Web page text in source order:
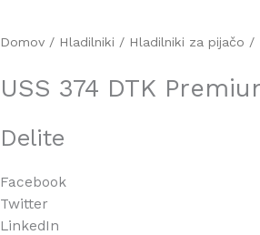
Domov / Hladilniki / Hladilniki za pijačo /
USS 374 DTK
Delite
Facebook
Twitter
LinkedIn